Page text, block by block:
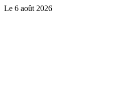
Le 6 août 2026